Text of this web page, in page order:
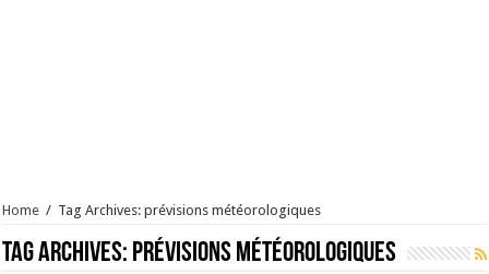
Home / Tag Archives: prévisions météorologiques
Tag Archives: prévisions météorologiques